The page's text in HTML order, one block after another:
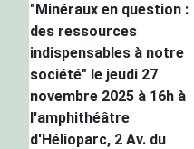
"Minéraux en question :
des ressources
indispensables à notre
société" le jeudi 27
novembre 2025 à 16h à
l'amphithéâtre
d'Hélioparc, 2 Av. du